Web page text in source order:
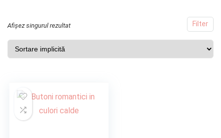
Filter
Afișez singurul rezultat